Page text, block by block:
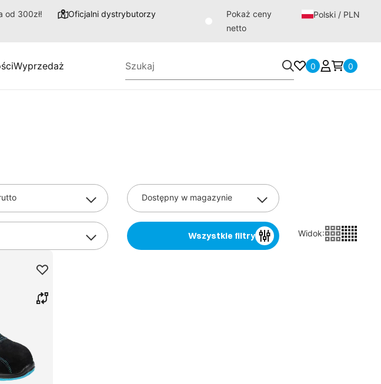
od 300zł! Oficjalni dystrybutorzy
Pokaż ceny
netto
Polski / PLN
Wyprzedaż 0 0
Dostępny w magazynie
Wszystkie filtry Widok: